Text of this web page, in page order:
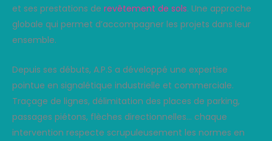
et ses prestations de revêtement de sols. Une approche
globale qui permet d’accompagner les projets dans leur
ensemble.
Depuis ses débuts, A.P.S a développé une expertise
pointue en signalétique industrielle et commerciale.
Traçage de lignes, délimitation des places de parking,
passages piétons, flèches directionnelles… chaque
intervention respecte scrupuleusement les normes en